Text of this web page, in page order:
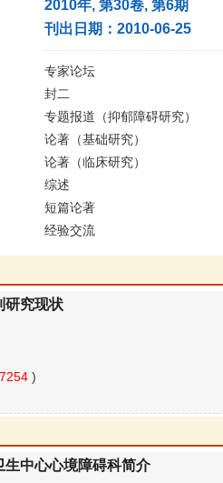
2010年, 第30卷, 第6期
刊出日期：2010-06-25
专家论坛
封二
专题报道（抑郁障碍研究）
论著（基础研究）
论著（临床研究）
综述
短篇论著
经验交流
研究现状
7254 )
生中心心境障碍科简介